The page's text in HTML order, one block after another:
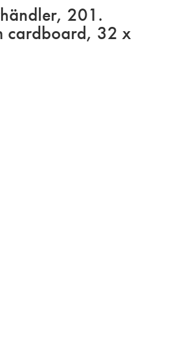
201.
cardboard, 32 x